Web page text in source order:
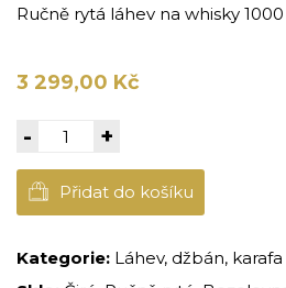
Ručně rytá láhev na whisky
3 299,00 Kč
- +
Přidat do košíku
Kategorie: Láhev, džbán, karafa